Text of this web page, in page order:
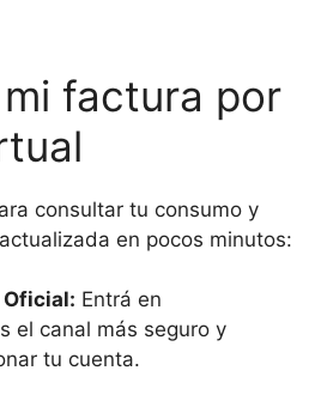
factura por
consultar tu consumo y
en pocos minutos:
Oficial: Entrá en
el canal más seguro y
tu cuenta.